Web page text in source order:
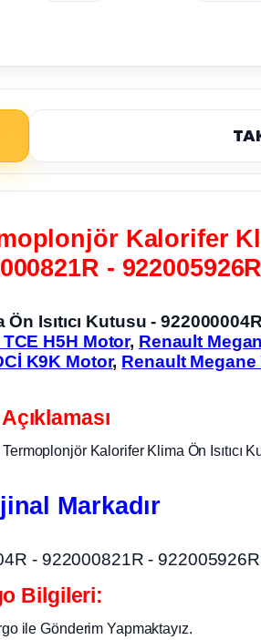
Kalorifer
- 922005926R
Isıtıcı Kutusu -
H5H Motor, Renault
K9K Motor, Renault Megane
Kalorifer Klima Ön Isıtıcı
Markadır
- 922000821R - 922005926R
Bilgileri:
ile Gönderim Yapmaktayız.